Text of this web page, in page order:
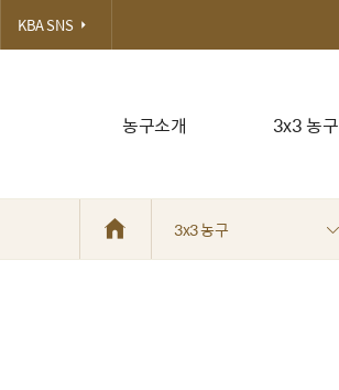
농구소개 3x3 농구
KBA SNS
3x3 농구